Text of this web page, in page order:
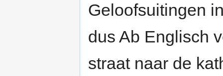
Geloofsuitingen
dus Ab Englisch
straat naar de